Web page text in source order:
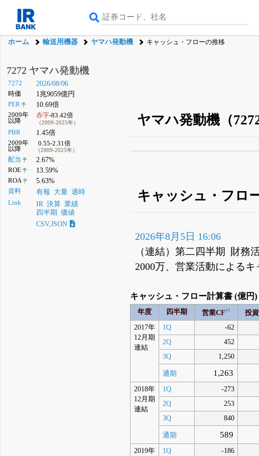
ホーム 輸送用機器 ヤマハ発動機 キャッシュ・フローの推移
7272 ヤマハ発動機
7272 2026/08/06
時価 1兆9059億円
PER予 10.69倍
2009年
以降
赤字-83.42倍
（2009-2025年）
PBR 1.45倍
2009年
以降
0.55-2.31倍
（2009-2025年）
配当 予 2.67%
ROE予 13.59%
ROA 予 5.63%
資料 有報 大量 適時
Link IR 決算 業績
四半期 価値
CSV,JSON
ヤマハ発動機（
登録すると永久30%OFFと
キャッシュ・フロ
2026年8月5日 16:06
（連結）第二四半期 財務
2000万、営業活動による
キャッシュ・フロー計算書 (億円)
年度 四半期 営業CF#1 投
2017年
12月期
連結
1Q -62
2Q
452
3Q
1,250
通期 1,263
2018年
12月期
連結
1Q -273
2Q
253
3Q
840
通期 589
2019年
1Q -186